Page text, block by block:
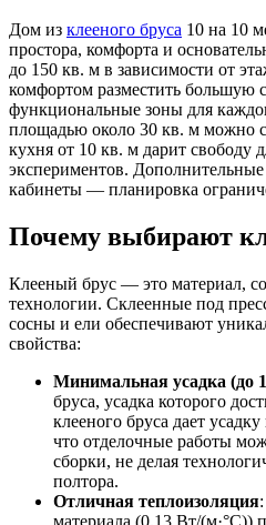
Дом из клееного бруса 10 на 10
простора, комфорта и
до 150 кв. м в зависимости от
комфортом разместить большую
функциональные зоны для
площадью около 30 кв. м можно
кухня от 10 кв. м дарит свободу
экспериментов.
кабинеты — планировка
Почему выбирают
Клееный брус — это материал,
технологии. Склеенные под
сосны и ели обеспечивают
свойства:
Минимальная усадка (до
бруса, усадка которого
клееного бруса дает
что отделочные работы
сборки, не делая
полтора.
Отличная теплоизоляция
материала (0.13 Вт/(м·°C))